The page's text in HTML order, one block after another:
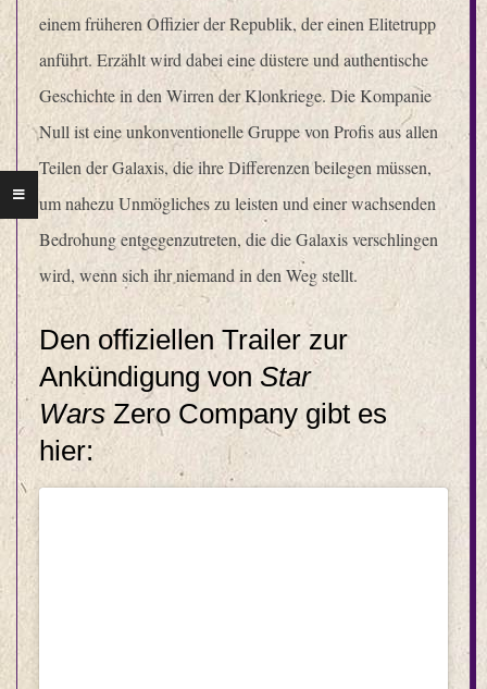
einem früheren Offizier der Republik, der einen Elitetrupp
anführt. Erzählt wird dabei eine düstere und authentische
Geschichte in den Wirren der Klonkriege. Die Kompanie
Null ist eine unkonventionelle Gruppe von Profis aus allen
Teilen der Galaxis, die ihre Differenzen beilegen müssen,
um nahezu Unmögliches zu leisten und einer wachsenden
Bedrohung entgegenzutreten, die die Galaxis verschlingen
wird, wenn sich ihr niemand in den Weg stellt.
Den offiziellen Trailer zur
Ankündigung von Star
Wars Zero Company gibt es
hier: